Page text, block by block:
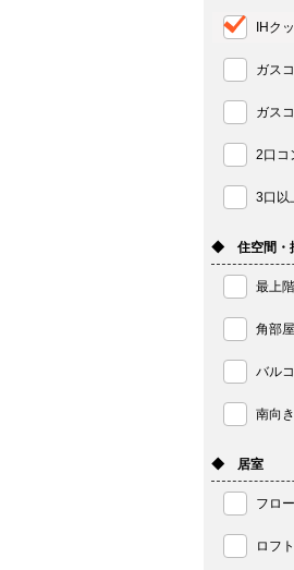
IHク
ガス
ガス
2口コ
3口以
◆ 住空間・
最上階
角部屋
バル
南向き
◆ 居室
フロ
ロフト